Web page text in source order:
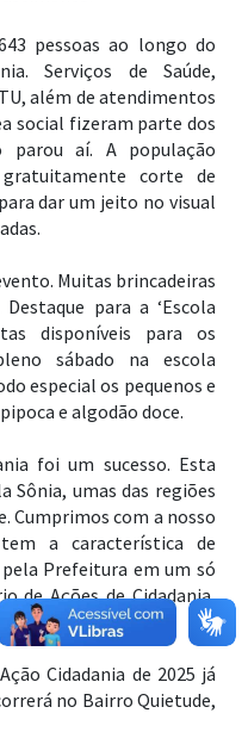
pessoas ao longo do
Serviços de Saúde,
além de atendimentos
social fizeram parte dos
parou aí. A população
corte de
dar um jeito no visual
Muitas brincadeiras
para a ‘Escola
disponíveis para os
sábado na escola
especial os pequenos e
foi um sucesso. Esta
Sônia, umas das regiões
Cumprimos com a nosso
a característica de
Prefeitura em um só
de Ações de Cidadania,
Cidadania de 2025 já
no Bairro Quietude,